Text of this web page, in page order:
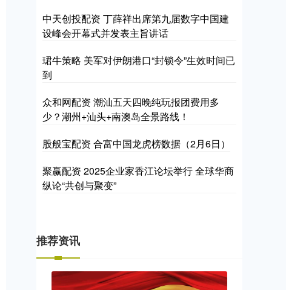
中天创投配资 丁薛祥出席第九届数字中国建
设峰会开幕式并发表主旨讲话
珺牛策略 美军对伊朗港口“封锁令”生效时间已
到
众和网配资 潮汕五天四晚纯玩报团费用多
少？潮州+汕头+南澳岛全景路线！
股般宝配资 合富中国龙虎榜数据（2月6日）
聚赢配资 2025企业家香江论坛举行 全球华商
纵论“共创与聚变”
推荐资讯